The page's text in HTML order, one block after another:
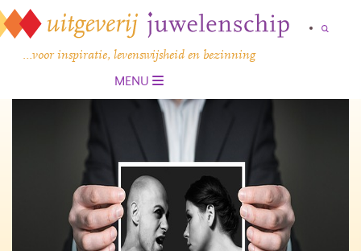
…voor inspiratie, levenswijsheid en bezinning
MENU